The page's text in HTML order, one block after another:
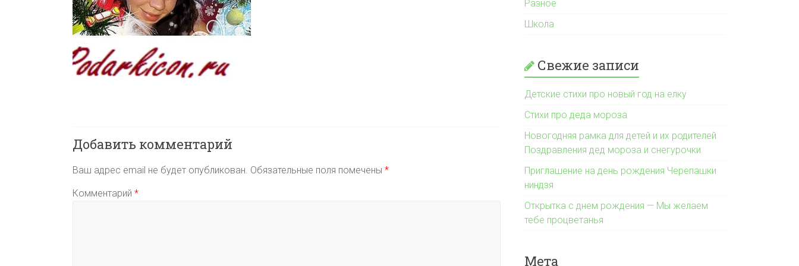
Добавить комментарий
Ваш адрес email не будет опубликован. Обязательные поля помечены *
Комментарий *
Разное
Школа
Свежие записи
Детские стихи про новый год на елку
Стихи про деда мороза
Новогодняя рамка для детей и их родителей
Поздравления дед мороза и снегурочки
Приглашение на день рождения Черепашки
ниндзя
Открытка с днем рождения — Мы желаем
тебе процветанья
Мета